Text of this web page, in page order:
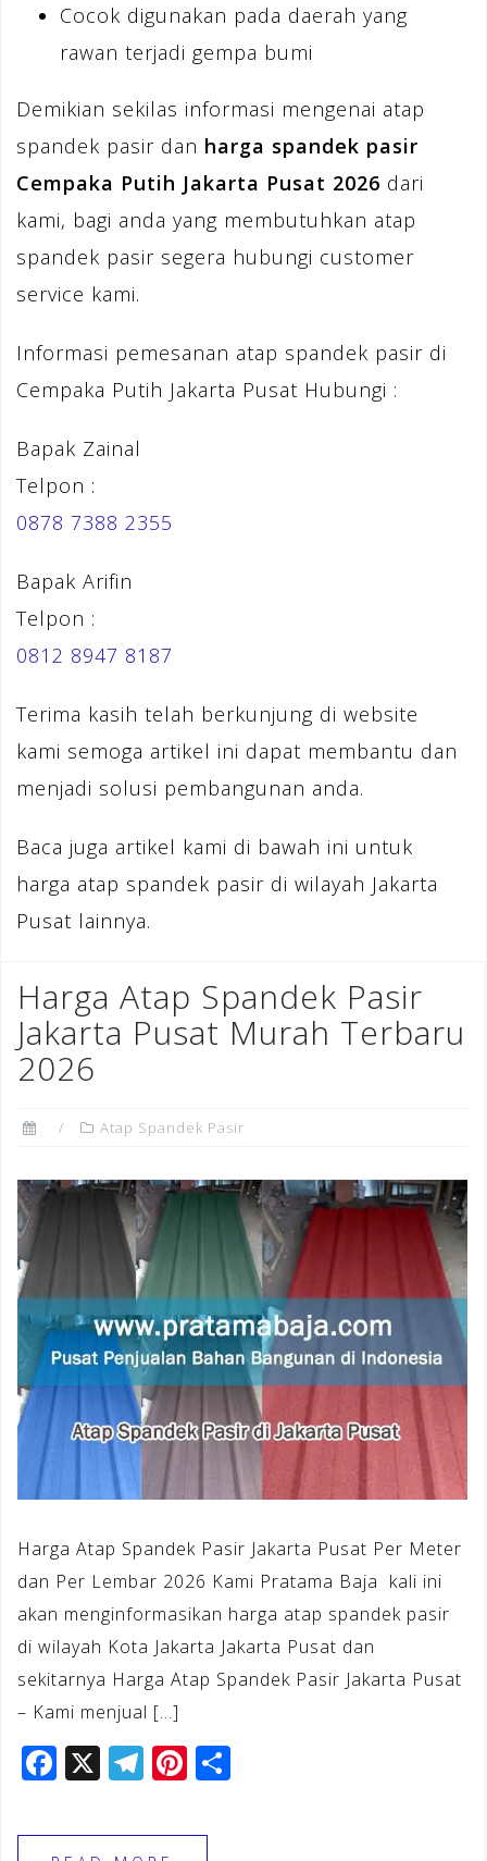
Cocok digunakan pada daerah yang
rawan terjadi gempa bumi
Demikian sekilas informasi mengenai atap
spandek pasir dan harga spandek pasir
Cempaka Putih Jakarta Pusat 2026 dari
kami, bagi anda yang membutuhkan atap
spandek pasir segera hubungi customer
service kami.
Informasi pemesanan atap spandek pasir di
Cempaka Putih Jakarta Pusat Hubungi :
Bapak Zainal
Telpon :
0878 7388 2355
Bapak Arifin
Telpon :
0812 8947 8187
Terima kasih telah berkunjung di website
kami semoga artikel ini dapat membantu dan
menjadi solusi pembangunan anda.
Baca juga artikel kami di bawah ini untuk
harga atap spandek pasir di wilayah Jakarta
Pusat lainnya.
Harga Atap Spandek Pasir
Jakarta Pusat Murah Terbaru
2026
Atap Spandek Pasir
Harga Atap Spandek Pasir Jakarta Pusat Per Meter
dan Per Lembar 2026 Kami Pratama Baja kali ini
akan menginformasikan harga atap spandek pasir
di wilayah Kota Jakarta Jakarta Pusat dan
sekitarnya Harga Atap Spandek Pasir Jakarta Pusat
– Kami menjual […]
F
c
X T
e
Pi
te